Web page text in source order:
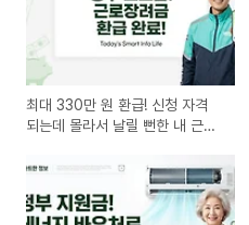
최대 330만 원 환급! 신청 자격
되는데 몰라서 날릴 뻔한 내 근로